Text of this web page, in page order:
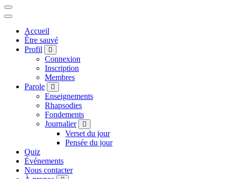
Accueil
Être sauvé
Profil
Connexion
Inscription
Membres
Parole
Enseignements
Rhapsodies
Fondements
Journalier
Verset du jour
Pensée du jour
Quiz
Événements
Nous contacter